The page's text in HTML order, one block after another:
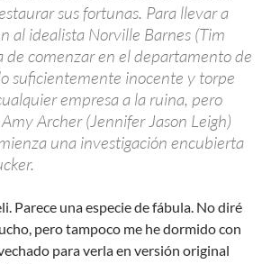
sus fortunas. Para llevar a
al idealista Norville Barnes (Tim
de comenzar en el departamento de
suficientemente inocente y torpe
empresa a la ruina, pero
Archer (Jennifer Jason Leigh)
una investigación encubierta
Parece una especie de fábula. No diré
pero tampoco me he dormido con
para verla en versión original